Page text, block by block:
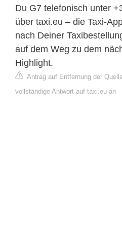
Du G7 telefonisch unter
über taxi.eu – die Taxi-
nach Deiner
auf dem Weg zu dem
Highlight.
Antrag auf Entfernung der
vollständige Antwort auf taxi.eu an